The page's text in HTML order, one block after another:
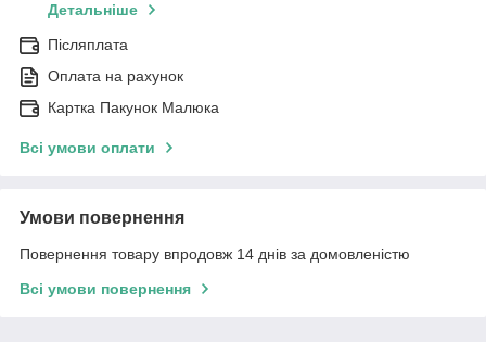
Детальніше
Післяплата
Оплата на рахунок
Картка Пакунок Малюка
Всі умови оплати
Умови повернення
Повернення товару впродовж 14 днів за домовленістю
Всі умови повернення